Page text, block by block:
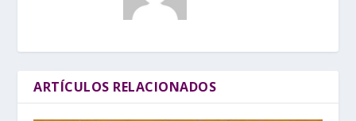
ARTÍCULOS RELACIONADOS